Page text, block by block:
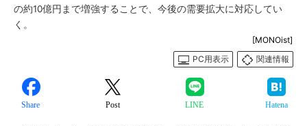
の約10億円まで増強することで、今後の需要拡大に対応してい
く。
[MONOist]
PC用表示
関連情報
Share Post LINE Hatena